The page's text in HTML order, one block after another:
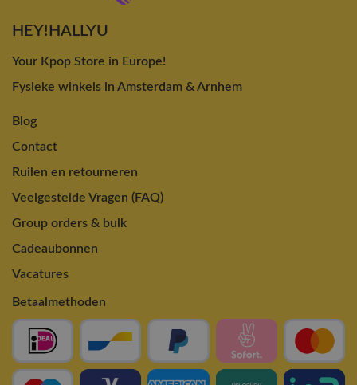
HEY!HALLYU
Your Kpop Store in Europe!
Fysieke winkels in Amsterdam & Arnhem
Blog
Contact
Ruilen en retourneren
Veelgestelde Vragen (FAQ)
Group orders & bulk
Cadeaubonnen
Vacatures
Betaalmethoden